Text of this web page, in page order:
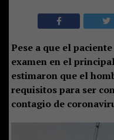
Pese a que el
examen en el
estimaron que el
requisitos para ser
contagio de